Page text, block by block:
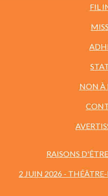
FIL
NON À
RAISONS
2 JUIN 2026 -